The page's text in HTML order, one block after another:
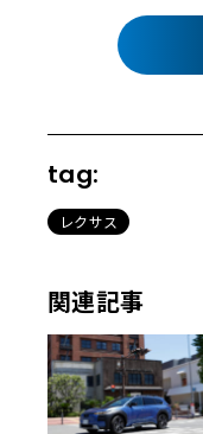
tag:
レクサス
関連記事